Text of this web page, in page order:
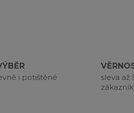
i potištěné
sleva až